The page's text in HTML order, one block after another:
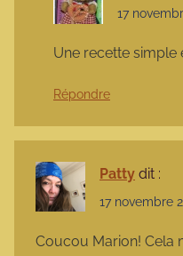
17
Une recette simple
Répondre
Patty dit :
17 novembre
Coucou Marion! Cela